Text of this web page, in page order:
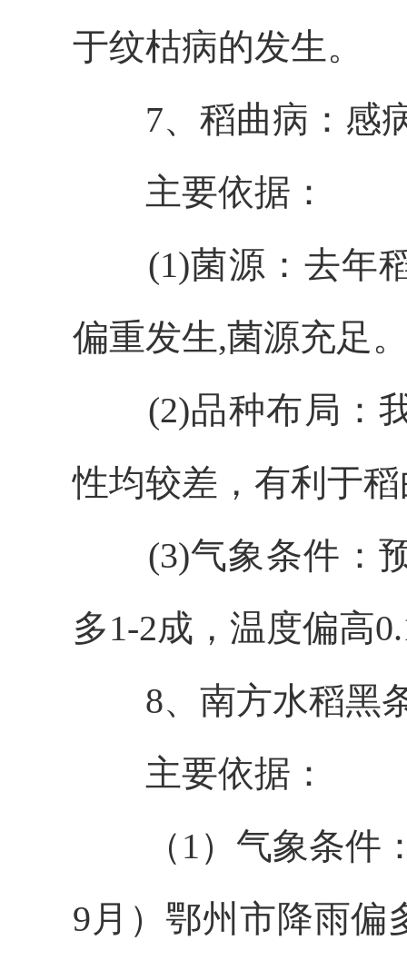
于纹枯病的发生。
7、稻曲病：感
主要依据：
(1)菌源 ： 去年
偏重发生,菌源充足
(2)品种布局 ：
性均较差，有利 于
(3)气象条件 ：
多1-2成 ，温度偏高
8、南方水稻黑
主要依据：
（ 1） 气象条件
9月）鄂州市降雨偏